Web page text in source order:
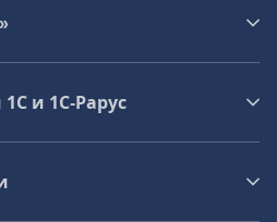
и 1С‑Рарус